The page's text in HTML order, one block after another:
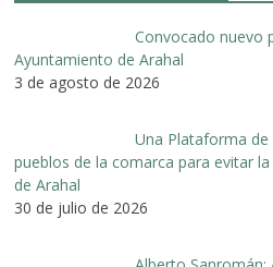
Convocado nuevo
Ayuntamiento de Arahal
3 de agosto de 2026
Una Plataforma
pueblos de la comarca para evitar
de Arahal
30 de julio de 2026